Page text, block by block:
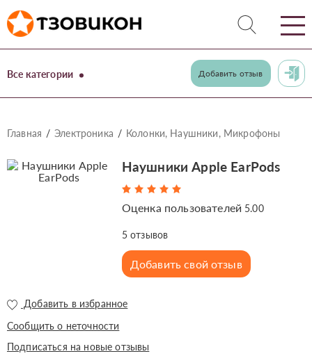
Все категории Добавить отзыв
Главная Электроника Колонки, Наушники, Микрофоны
Наушники Apple EarPods
Оценка пользователей 5.00
5отзывов
Добавить свой отзыв
Добавить в избранное
Сообщить о неточности
Подписаться на новые отзывы